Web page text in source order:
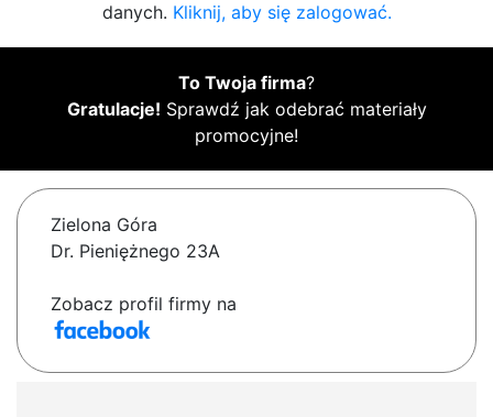
danych. Kliknij, aby się zalogować.
To Twoja firma?
Gratulacje! Sprawdź jak odebrać materiały
promocyjne!
Zielona Góra
Dr. Pieniężnego 23A
Zobacz profil firmy na